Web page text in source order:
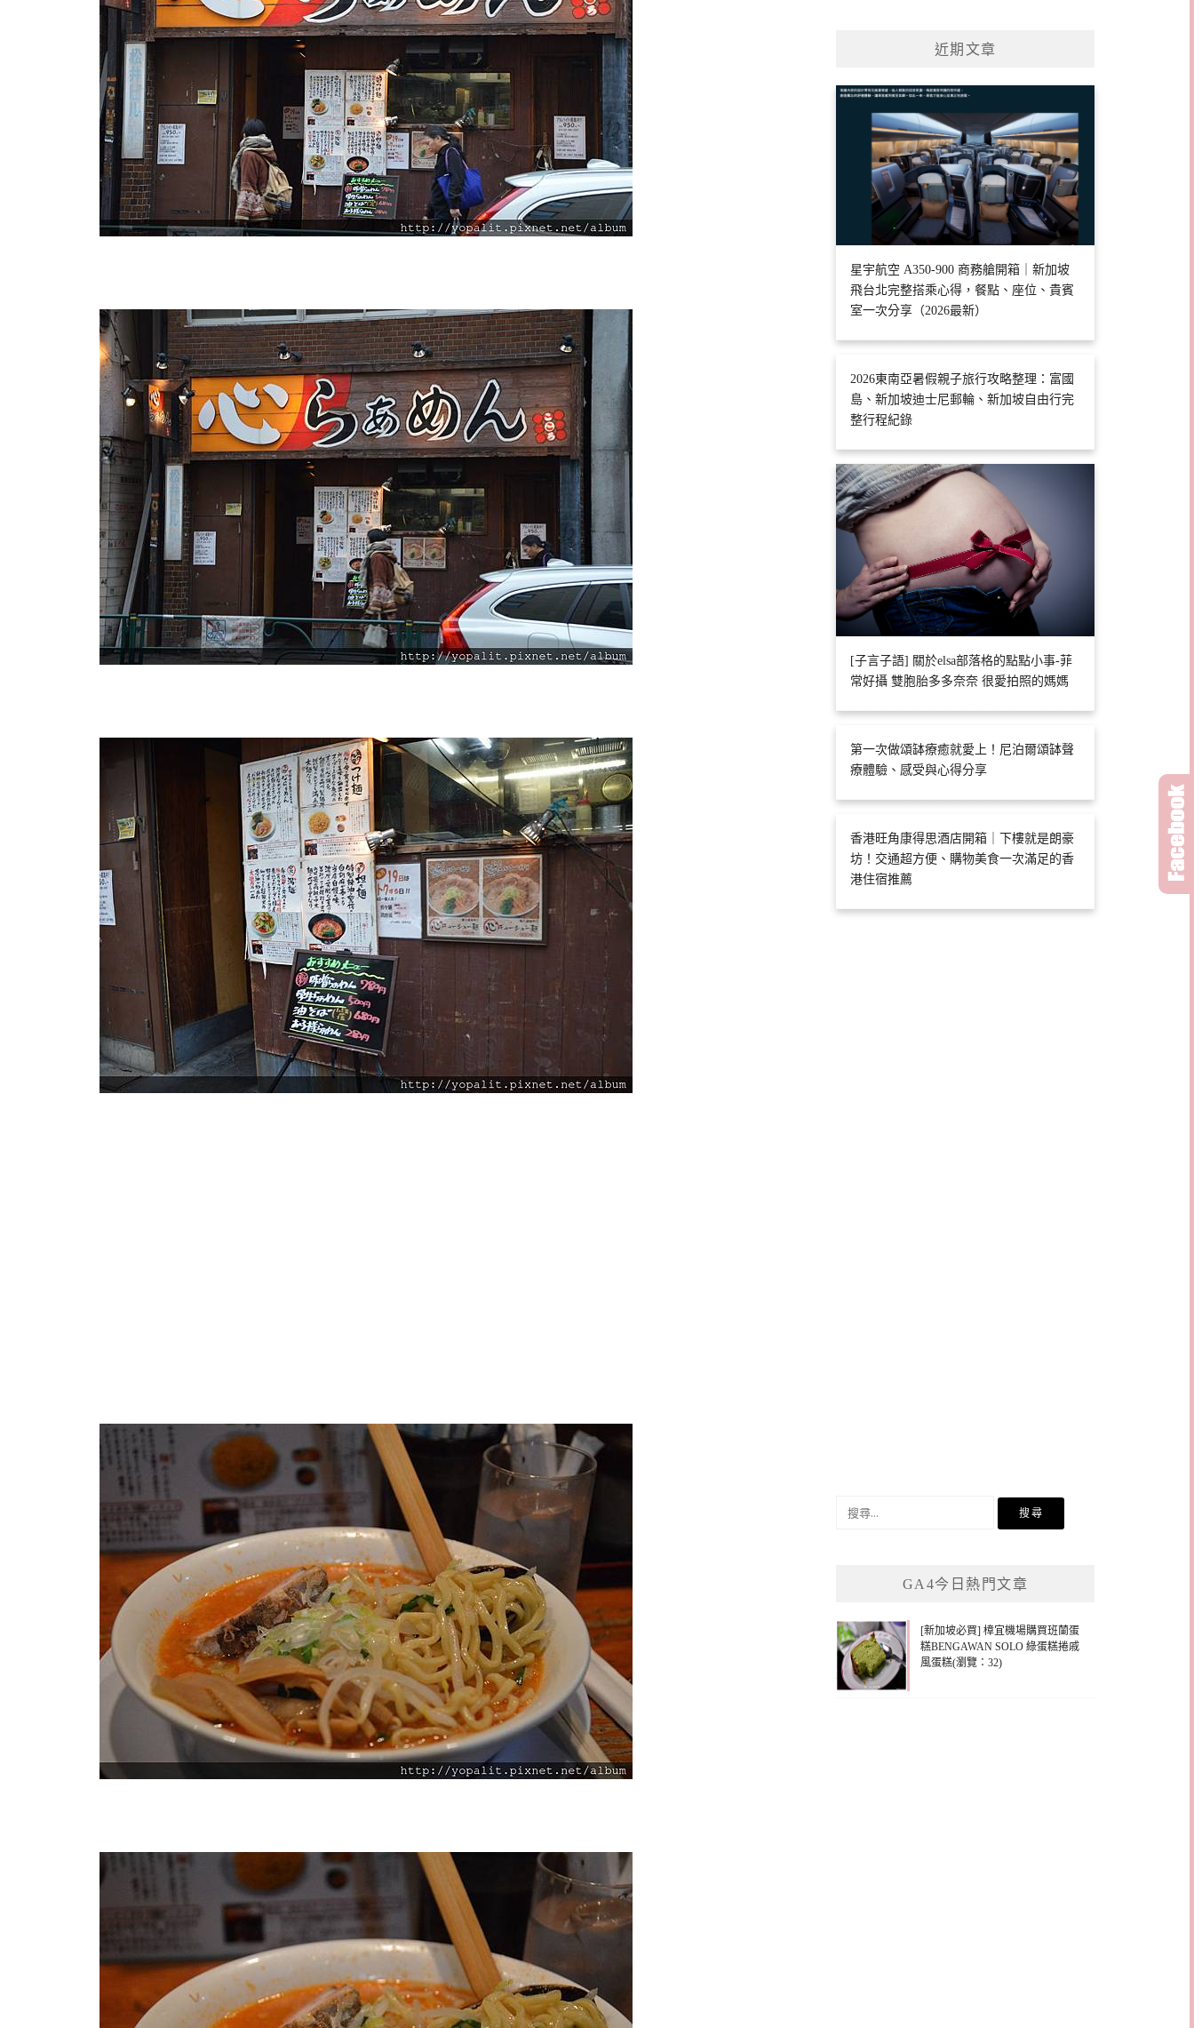
近期文章
星宇航空 A350-900 商務艙開箱｜新加坡
飛台北完整搭乘心得，餐點、座位、貴賓
室一次分享（2026最新）
2026東南亞暑假親子旅行攻略整理：富國
島、新加坡迪士尼郵輪、新加坡自由行完
整行程紀錄
[子言子語] 關於elsa部落格的點點小事-菲
常好攝 雙胞胎多多奈奈 很愛拍照的媽媽
第一次做頌缽療癒就愛上！尼泊爾頌缽聲
療體驗、感受與心得分享
香港旺角康得思酒店開箱｜下樓就是朗豪
坊！交通超方便、購物美食一次滿足的香
港住宿推薦
GA4今日熱門文章
[新加坡必買] 樟宜機場購買班蘭蛋
糕BENGAWAN SOLO 綠蛋糕捲戚
風蛋糕(瀏覽：32)